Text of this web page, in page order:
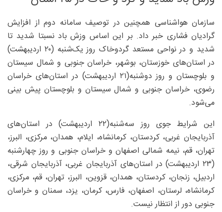
سازمان هواشناسی همچنین در توصیف سامانه دوم از افزایش
گرادیان فشاری خبر داد. بر این اساس وزش باد نسبتا شدید تا
شدید و در نواحی مستعد گردوخاک روز یک‌شنبه (۲۰ اردیبهشت)
در استان‌های خوزستان، بوشهر، خراسان جنوبی و شمال سیستان
و بلوچستان و روز دوشنبه(۲۱ اردیبهشت) در استان‌های خراسان
رضوی، خراسان جنوبی و شمال سیستان و بلوچستان پیش بینی
می‌شود.
این شرایط جوی روز سه‌شنبه(۲۲ اردیبهشت) در استان‌های
آذربایجان غربی، کردستان، کرمانشاه، ایلام، همدان، مرکزی، البرز،
تهران، قم، نیمه شمالی اصفهان و خراسان جنوبی و روز چهارشنبه
(۲۳ اردیبهشت) در استان‌های آذربایجان غربی، آذربایجان شرقی،
اردبیل، زنجان، کردستان، همدان، قزوین، البرز، تهران، قم، مرکزی،
کرمانشاه، لرستان، اصفهان، فارس، کرمان، یزد، سمنان و خراسان
جنوبی دور از انتظار نیست.